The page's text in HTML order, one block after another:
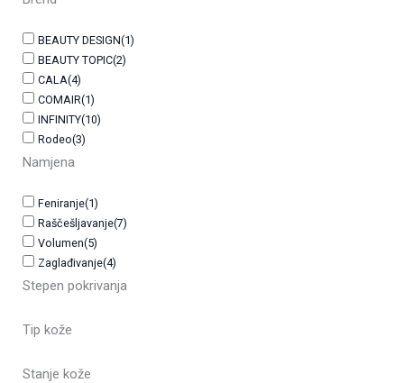
BEAUTY DESIGN(1)
BEAUTY TOPIC(2)
CALA(4)
COMAIR(1)
INFINITY(10)
Rodeo(3)
Namjena
Feniranje(1)
Raščešljavanje(7)
Volumen(5)
Zaglađivanje(4)
Stepen pokrivanja
Tip kože
Stanje kože